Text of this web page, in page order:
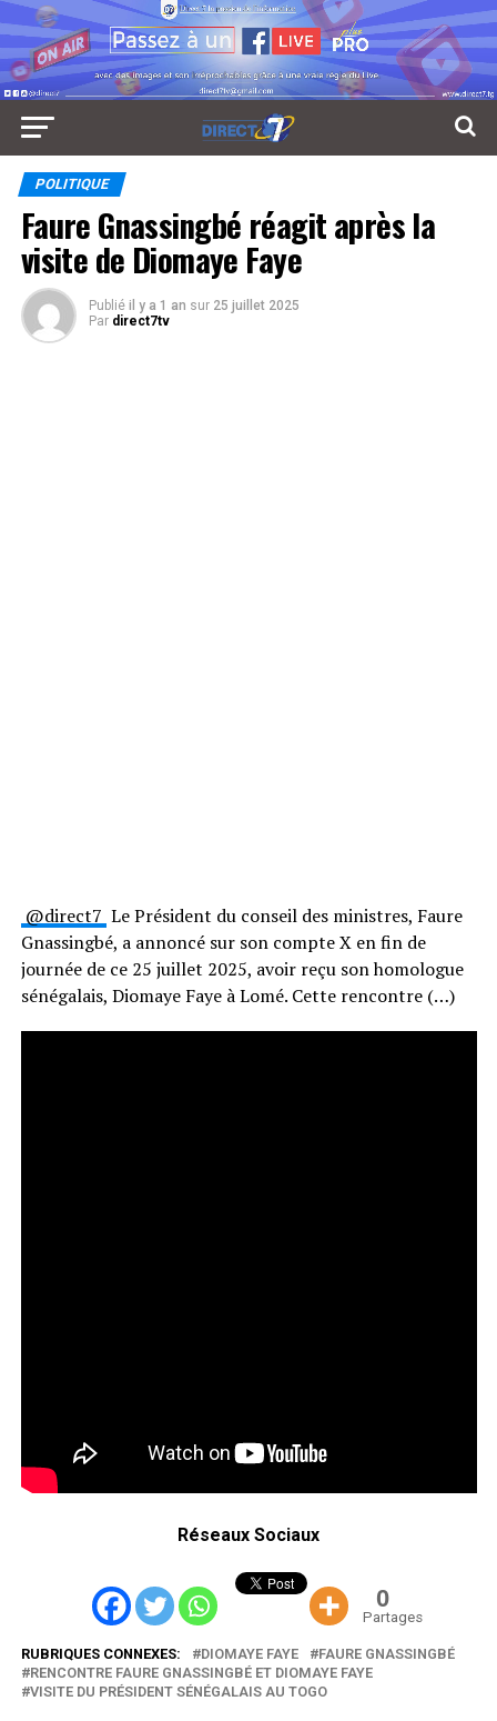
POLITIQUE
Faure Gnassingbé réagit après la
visite de Diomaye Faye
Publié il y a 1 an sur 25 juillet 2025
Par direct7tv
⁨@direct7⁩ Le Président du conseil des ministres, Faure
Gnassingbé, a annoncé sur son compte X en fin de
journée de ce 25 juillet 2025, avoir reçu son homologue
sénégalais, Diomaye Faye à Lomé. Cette rencontre (…)
Réseaux Sociaux
0
Partages
RUBRIQUES CONNEXES: DIOMAYE FAYE
FAURE GNASSINGBÉ
RENCONTRE FAURE GNASSINGBÉ ET DIOMAYE FAYE
VISITE DU PRÉSIDENT SÉNÉGALAIS AU TOGO